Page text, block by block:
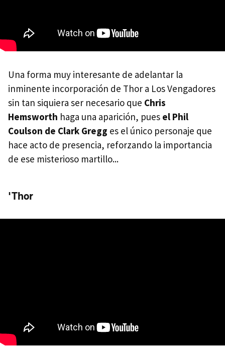
Una forma muy interesante de adelantar la
inminente incorporación de Thor a Los Vengadores
sin tan siquiera ser necesario que Chris
Hemsworth haga una aparición, pues el Phil
Coulson de Clark Gregg es el único personaje que
hace acto de presencia, reforzando la importancia
de ese misterioso martillo...
'Thor